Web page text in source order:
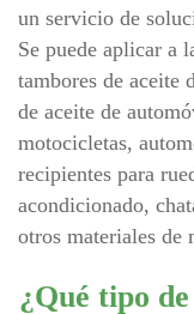
un servicio de
Se puede aplicar a
tambores de aceite
de aceite de
motocicletas,
recipientes para
acondicionado,
otros materiales de
¿Qué tipo